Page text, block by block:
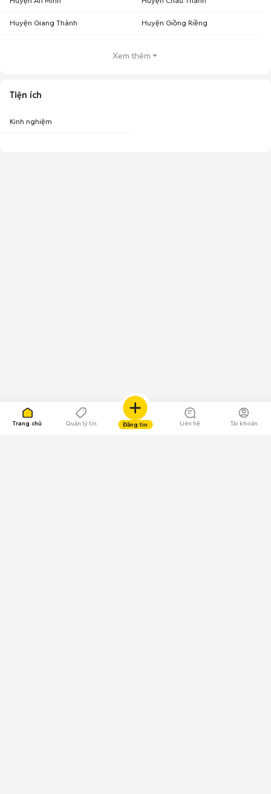
Trang chủ Quản lý tin Đăng tin Liên hệ Tài khoản
Huyện Giang Thành Huyện Giồng Riềng
Xem thêm
Tiện ích
Kinh nghiệm